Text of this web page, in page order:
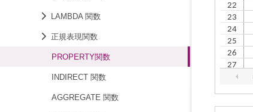
LAMBDA 関数
正規表現関数
PROPERTY関数
INDIRECT 関数
AGGREGATE 関数